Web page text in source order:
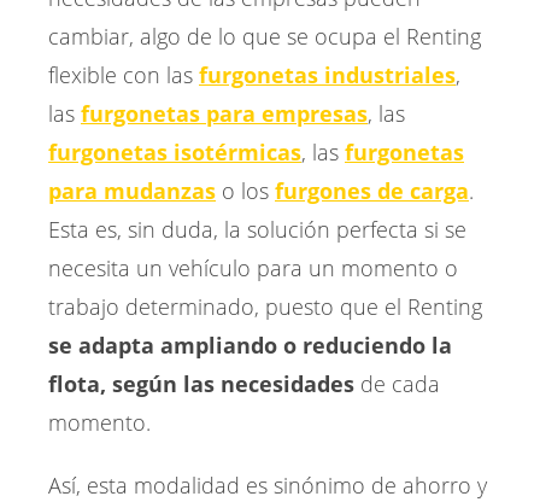
cambiar, algo de lo que se ocupa el Renting
flexible con las furgonetas industriales,
las furgonetas para empresas, las
furgonetas isotérmicas, las furgonetas
para mudanzas o los furgones de carga.
Esta es, sin duda, la solución perfecta si se
necesita un vehículo para un momento o
trabajo determinado, puesto que el Renting
se adapta ampliando o reduciendo la
flota, según las necesidades de cada
momento.
Así, esta modalidad es sinónimo de ahorro y